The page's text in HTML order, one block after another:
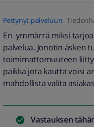
Pettynyt palveluun
En ymmärrä miksi
palvelua. Jonotin äsken
toimimattomuuteen
paikka jota kautta voisi
mahdollista valita
Vastauksen